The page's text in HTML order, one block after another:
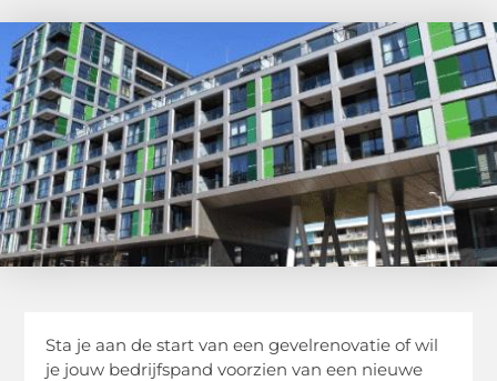
Sta je aan de start van een gevelrenovatie of wil
je jouw bedrijfspand voorzien van een nieuwe